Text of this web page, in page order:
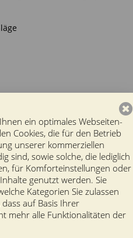
ein optimales Webseiten-
Cookies, die für den Betrieb
unserer kommerziellen
sind, sowie solche, die lediglich
für Komforteinstellungen oder
genutzt werden. Sie
Kategorien Sie zulassen
auf Basis Ihrer
mehr alle Funktionalitäten der